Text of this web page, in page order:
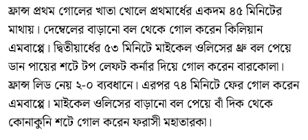
ফ্রান্স প্রথম গোলের খাতা খোলে প্রথমার্ধের একদম ৪৫ মিনিটের
মাথায়। দেম্বেলের বাড়ানো বল থেকে গোল করেন কিলিয়ান
এমবাপ্পে। দ্বিতীয়ার্ধের ৫৩ মিনিটে মাইকেল ওলিসের থ্রু বল পেয়ে
ডান পায়ের শটে টপ লেফট কর্নার দিয়ে গোল করেন বারকোলা।
ফ্রান্স লিড নেয় ২-০ ব্যবধানে। এরপর ৭৪ মিনিটে ফের গোল করেন
এমবাপ্পে। মাইকেল ওলিসের বাড়ানো বল পেয়ে বাঁ দিক থেকে
কোনাকুনি শটে গোল করেন ফরাসী মহাতারকা।